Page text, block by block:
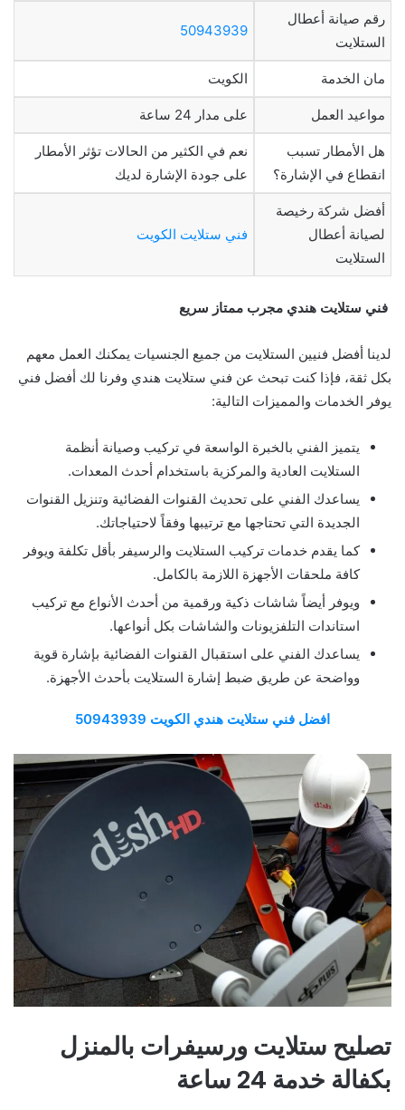
رقم صيانة أعطال
الستلايت
50943939
مان الخدمة الكويت
مواعيد العمل على مدار 24 ساعة
هل الأمطار تسبب
انقطاع في الإشارة؟
نعم في الكثير من الحالات تؤثر الأمطار
على جودة الإشارة لديك
أفضل شركة رخيصة
لصيانة أعطال
الستلايت
فني ستلايت الكويت
فني ستلايت هندي مجرب ممتاز سريع
لدينا أفضل فنيين الستلايت من جميع الجنسيات يمكنك العمل معهم
بكل ثقة، فإذا كنت تبحث عن فني ستلايت هندي وفرنا لك أفضل فني
يوفر الخدمات والمميزات التالية:
يتميز الفني بالخبرة الواسعة في تركيب وصيانة أنظمة
الستلايت العادية والمركزية باستخدام أحدث المعدات.
يساعدك الفني على تحديث القنوات الفضائية وتنزيل القنوات
الجديدة التي تحتاجها مع ترتيبها وفقاً لاحتياجاتك.
كما يقدم خدمات تركيب الستلايت والرسيفر بأقل تكلفة ويوفر
كافة ملحقات الأجهزة اللازمة بالكامل.
ويوفر أيضاً شاشات ذكية ورقمية من أحدث الأنواع مع تركيب
استاندات التلفزيونات والشاشات بكل أنواعها.
يساعدك الفني على استقبال القنوات الفضائية بإشارة قوية
وواضحة عن طريق ضبط إشارة الستلايت بأحدث الأجهزة.
افضل فني ستلايت هندي الكويت 50943939
تصليح ستلايت ورسيفرات بالمنزل
بكفالة خدمة 24 ساعة